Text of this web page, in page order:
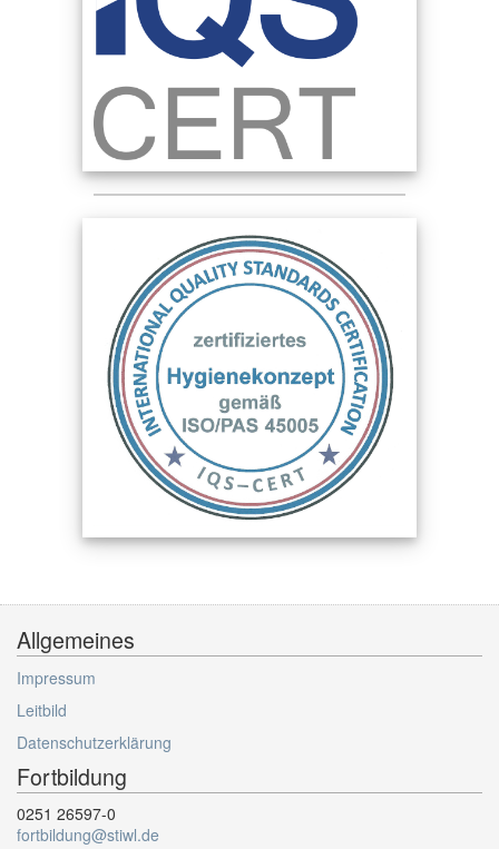
Allgemeines
Impressum
Leitbild
Datenschutzerklärung
Fortbildung
0251 26597-0
fortbildung@stiwl.de